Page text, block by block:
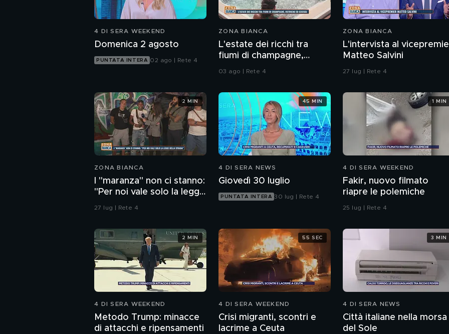
4 DI SERA WEEKEND
Domenica 2 agosto
PUNTATA INTERA 02 ago | Rete 4
ZONA BIANCA
L'estate dei ricchi tra
fiumi di champagne,
ostriche ed eccessi
03 ago | Rete 4
ZONA BIANCA
L'intervista al
Matteo Salvini
27 lug | Rete 4
ZONA BIANCA
I "maranza" non ci stanno:
"Per noi vale solo la legge
della strada"
27 lug | Rete 4
2 MIN
4 DI SERA NEWS
Giovedì 30 luglio
PUNTATA INTERA 30 lug | Rete 4
45 MIN
4 DI SERA WEEKEND
Fakir, nuovo filmato
riapre le polemiche
25 lug | Rete 4
1 MIN
4 DI SERA WEEKEND
Metodo Trump: minacce
di attacchi e ripensamenti
2 MIN
4 DI SERA WEEKEND
Crisi migranti, scontri e
lacrime a Ceuta
55 SEC
4 DI SERA NEWS
Città italiane nella morsa
del Sole
3 MIN